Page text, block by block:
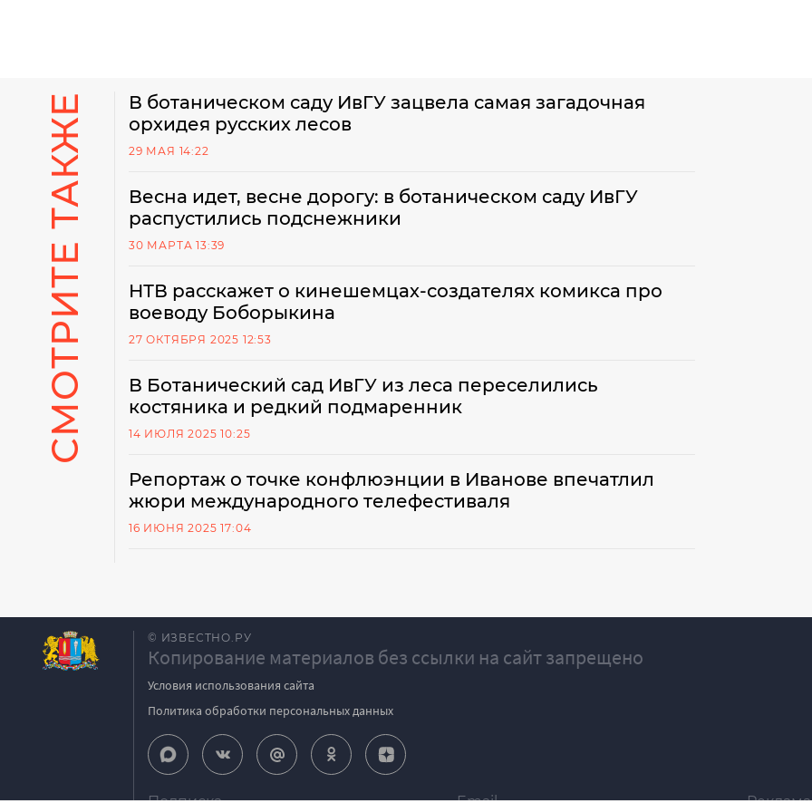
СМОТРИТЕ ТАКЖЕ
В ботаническом саду ИвГУ зацвела самая загадочная
орхидея русских лесов
29 МАЯ 14:22
Весна идет, весне дорогу: в ботаническом саду ИвГУ
распустились подснежники
30 МАРТА 13:39
НТВ расскажет о кинешемцах-создателях комикса про
воеводу Боборыкина
27 ОКТЯБРЯ 2025 12:53
В Ботанический сад ИвГУ из леса переселились
костяника и редкий подмаренник
14 ИЮЛЯ 2025 10:25
Репортаж о точке конфлюэнции в Иванове впечатлил
жюри международного телефестиваля
16 ИЮНЯ 2025 17:04
© ИЗВЕСТНО.РУ
Копирование материалов без ссылки на сайт запрещено
Условия использования сайта
Политика обработки персональных данных
Подписка Email Реклама